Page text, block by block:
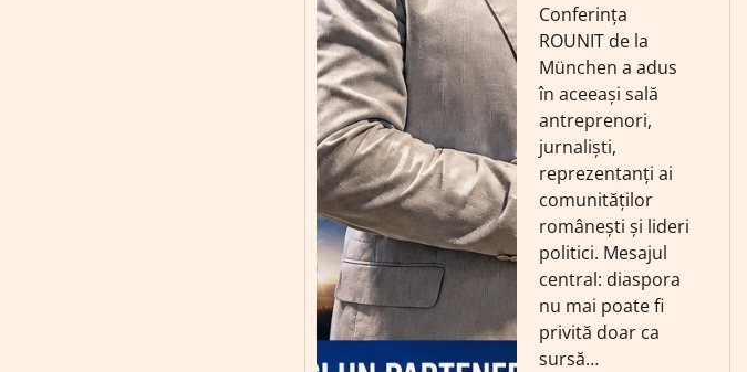
Conferința
ROUNIT de la
München a adus
în aceeași sală
antreprenori,
jurnaliști,
reprezentanți ai
comunităților
românești și lideri
politici. Mesajul
central: diaspora
nu mai poate fi
privită doar ca
sursă…